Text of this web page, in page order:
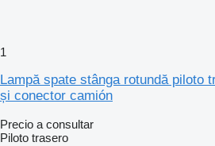
1
Lampă spate stânga rotundă piloto
și conector camión
Precio a consultar
Piloto trasero